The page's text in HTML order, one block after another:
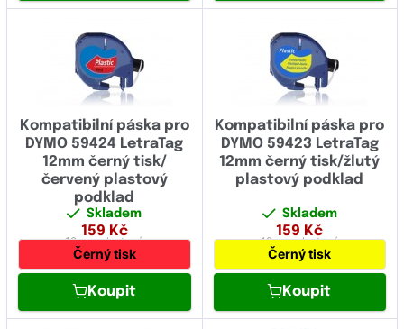
Kompatibilní páska pro
DYMO 59424 LetraTag
12mm černý tisk/
červený plastový
podklad
Skladem
159 Kč
12 mmplastová
Černý tisk
Koupit
Kompatibilní páska pro
DYMO 59423 LetraTag
12mm černý tisk/žlutý
plastový podklad
Skladem
159 Kč
12 mmplastová
Černý tisk
Koupit